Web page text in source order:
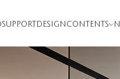
SUPPORT DESIGN CONTENTS